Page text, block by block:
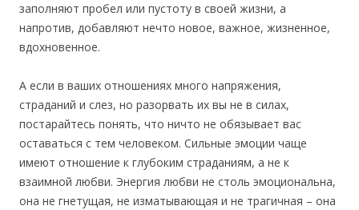
заполняют пробел или пустоту в своей жизни, а
напротив, добавляют нечто новое, важное, жизненное,
вдохновенное.
А если в ваших отношениях много напряжения,
страданий и слез, но разорвать их вы не в силах,
постарайтесь понять, что ничто не обязывает вас
оставаться с тем человеком. Сильные эмоции чаще
имеют отношение к глубоким страданиям, а не к
взаимной любви. Энергия любви не столь эмоциональна,
она не гнетущая, не изматывающая и не трагичная – она